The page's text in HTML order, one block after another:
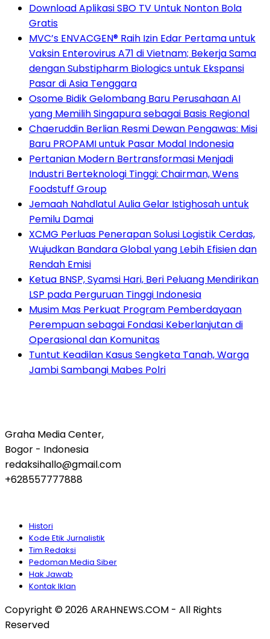
Download Aplikasi SBO TV Untuk Nonton Bola
Gratis
MVC’s ENVACGEN® Raih Izin Edar Pertama untuk
Vaksin Enterovirus A71 di Vietnam; Bekerja Sama
dengan Substipharm Biologics untuk Ekspansi
Pasar di Asia Tenggara
Osome Bidik Gelombang Baru Perusahaan AI
yang Memilih Singapura sebagai Basis Regional
Chaeruddin Berlian Resmi Dewan Pengawas: Misi
Baru PROPAMI untuk Pasar Modal Indonesia
Pertanian Modern Bertransformasi Menjadi
Industri Berteknologi Tinggi: Chairman, Wens
Foodstuff Group
Jemaah Nahdlatul Aulia Gelar Istighosah untuk
Pemilu Damai
XCMG Perluas Penerapan Solusi Logistik Cerdas,
Wujudkan Bandara Global yang Lebih Efisien dan
Rendah Emisi
Ketua BNSP, Syamsi Hari, Beri Peluang Mendirikan
LSP pada Perguruan Tinggi Indonesia
Musim Mas Perkuat Program Pemberdayaan
Perempuan sebagai Fondasi Keberlanjutan di
Operasional dan Komunitas
Tuntut Keadilan Kasus Sengketa Tanah, Warga
Jambi Sambangi Mabes Polri
Graha Media Center,
Bogor - Indonesia
redaksihallo@gmail.com
+628557777888
Histori
Kode Etik Jurnalistik
Tim Redaksi
Pedoman Media Siber
Hak Jawab
Kontak Iklan
Copyright © 2026 ARAHNEWS.COM - All Rights
Reserved